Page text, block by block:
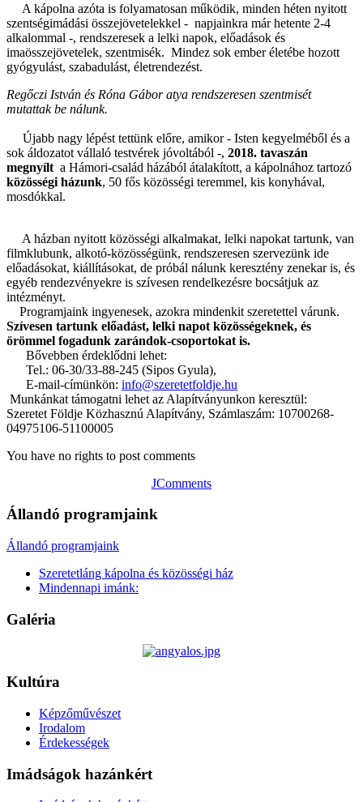
A kápolna azóta is folyamatosan működik, minden héten nyitott
szentségimádási összejövetelekkel - napjainkra már hetente 2-4
alkalommal -, rendszeresek a lelki napok, előadások és
imaösszejövetelek, szentmisék. Mindez sok ember életébe hozott
gyógyulást, szabadulást, életrendezést.
Regőczi István és Róna Gábor atya rendszeresen szentmisét
mutattak be nálunk.
Újabb nagy lépést tettünk előre, amikor - Isten kegyelméből és a
sok áldozatot vállaló testvérek jóvoltából -, 2018. tavaszán
megnyílt a Hámori-család házából átalakított, a kápolnához tartozó
közösségi házunk, 50 fős közösségi teremmel, kis konyhával,
mosdókkal.
A házban nyitott közösségi alkalmakat, lelki napokat tartunk, van
filmklubunk, alkotó-közösségünk, rendszeresen szervezünk ide
előadásokat, kiállításokat, de próbál nálunk keresztény zenekar is, és
egyéb rendezvényekre is szívesen rendelkezésre bocsátjuk az
intézményt.
Programjaink ingyenesek, azokra mindenkit szeretettel várunk.
Szívesen tartunk előadást, lelki napot közösségeknek, és
örömmel fogadunk zarándok-csoportokat is.
Bővebben érdeklődni lehet:
Tel.: 06-30/33-88-245 (Sipos Gyula),
E-mail-címünkön: info@szeretetfoldje.hu
Munkánkat támogatni lehet az Alapítványunkon keresztül:
Szeretet Földje Közhasznú Alapítvány, Számlaszám: 10700268-
04975106-51100005
You have no rights to post comments
JComments
Állandó programjaink
Állandó programjaink
Szeretetláng kápolna és közösségi ház
Mindennapi imánk:
Galéria
Kultúra
Képzőművészet
Irodalom
Érdekességek
Imádságok hazánkért